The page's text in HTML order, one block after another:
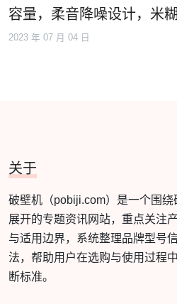
容量，柔音降噪设计，米
2023 年 07 月 04 日
关于
破壁机（pobiji.com）是一个围
展开的专题资讯网站，重点关注
与适用边界，系统整理品牌型号
法，帮助用户在选购与使用过程
断标准。